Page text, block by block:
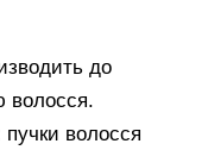
до
волосся.
волосся